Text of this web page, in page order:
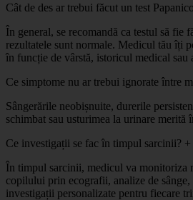
Cât de des ar trebui făcut un test
În general, se recomandă ca testul să fie
rezultatele sunt normale. Medicul tău îți
în funcție de vârstă, istoricul medical sau
Ce simptome nu ar trebui ignorate între
Sângerările neobișnuite, durerile
schimbat sau usturimea la urinare merită
Ce investigații se fac în timpul sarcinii? +
În timpul sarcinii, medicul va monitoriza
copilului prin ecografii, analize de sânge,
investigații personalizate pentru fiecare